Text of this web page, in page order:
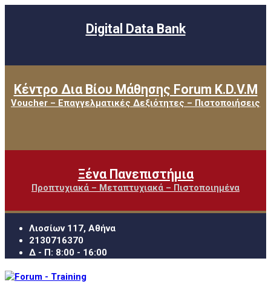
Digital Data Bank
Κέντρο Δια Βίου Μάθησης Forum K.D.V.M
Voucher – Επαγγελματικές Δεξιότητες – Πιστοποιήσεις
Ξένα Πανεπιστήμια
Προπτυχιακά – Μεταπτυχιακά – Πιστοποιημένα
Λιοσίων 117, Αθήνα
2130716370
Δ - Π: 8:00 - 16:00